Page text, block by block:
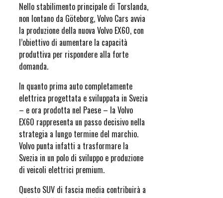
Nello stabilimento principale di Torslanda,
non lontano da Göteborg, Volvo Cars avvia
la produzione della nuova Volvo EX60, con
l’obiettivo di aumentare la capacità
produttiva per rispondere alla forte
domanda.
In quanto prima auto completamente
elettrica progettata e sviluppata in Svezia
– e ora prodotta nel Paese – la Volvo
EX60 rappresenta un passo decisivo nella
strategia a lungo termine del marchio.
Volvo punta infatti a trasformare la
Svezia in un polo di sviluppo e produzione
di veicoli elettrici premium.
Questo SUV di fascia media contribuirà a